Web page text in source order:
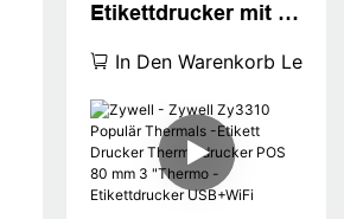
Etikettdrucker mit 80
Etikettenbarcode -
Drucker USB -Port
WiFi Interpackaging
Label Aufkleber
Drucker
In Den Warenkorb Legen